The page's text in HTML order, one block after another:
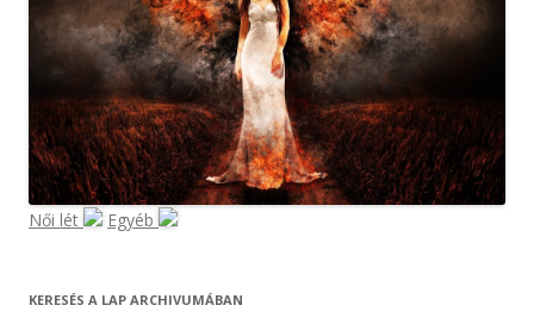
Női lét Egyéb
KERESÉS A LAP ARCHIVUMÁBAN